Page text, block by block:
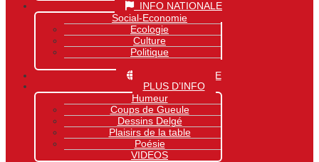
INFO NATIONALE
Social-Economie
Ecologie
Culture
Politique
INFO MONDIALE
PLUS D’INFO
Humeur
Coups de Gueule
Dessins Delgé
Plaisirs de la table
Poésie
VIDEOS